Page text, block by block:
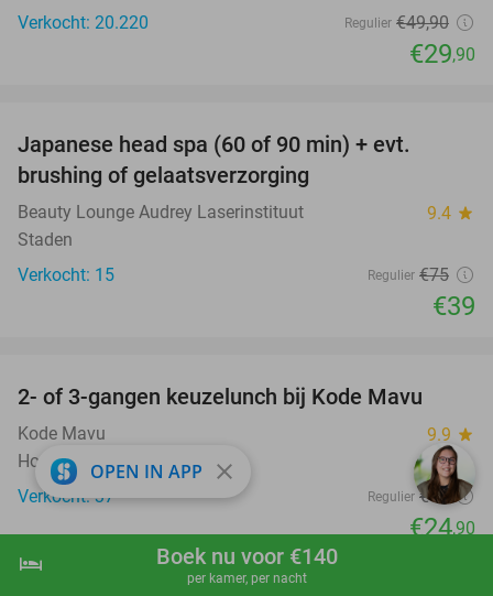
shopping_cart Boek nu
hotel Boek nu voor €140
per kamer, per nacht
Verkocht: 20.220
Regulier €49,90
€29,90
Japanese head spa (60 of 90 min) + evt.
brushing of gelaatsverzorging
Beauty Lounge Audrey Laserinstituut 9.4 star
Staden
Verkocht: 15
Regulier €75
€39
2- of 3-gangen keuzelunch bij Kode Mavu
Kode Mavu 9.9 star
Hooglede
Verkocht: 37
Regulier €47
€24,90
OPEN IN APP close